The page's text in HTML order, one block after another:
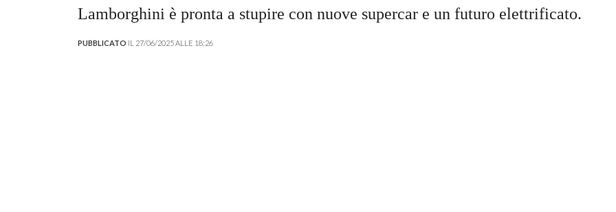
Lamborghini è pronta a stupire con nuove supercar e un futuro elettrificato.
PUBBLICATO IL 27/06/2025 ALLE 18:26